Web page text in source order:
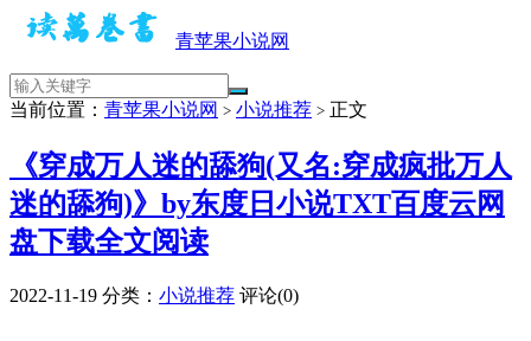
青苹果小说网
当前位置： 青苹果小说网 > 小说推荐 > 正文
《穿成万人迷的舔狗(又名:穿成疯批万人
迷的舔狗)》by东度日小说TXT百度云网
盘下载全文阅读
2022-11-19 分类： 小说推荐 评论(0)